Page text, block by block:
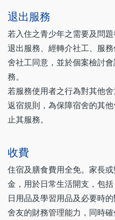
退出服務
若入住之青少年之需要及問
退出服務、經轉介社工、服
舍社工同意，並於個案檢討
務。
若服務使用者之行為對其他
返宿規則，為保障宿舍的其
止其服務。
收費
住宿及膳食費用全免。家長
金，用於日常生活開支，包
日用品及學習用品及必要時
舍友的財務管理能力，同時